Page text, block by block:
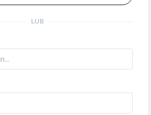
LUB